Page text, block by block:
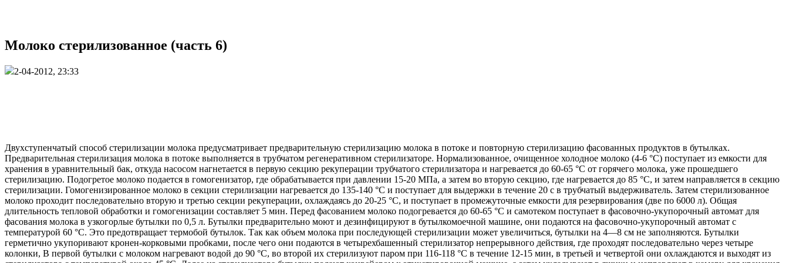
Молоко стерилизованное (часть 6)
2-04-2012, 23:33
Двухступенчатый способ стерилизации молока предусматривает предварительную стерилизацию молока в потоке и повторную стерилизацию фасованных продуктов в бутылках.
Предварительная стерилизация молока в потоке выполняется в трубчатом регенеративном стерилизаторе. Нормализованное, очищенное холодное молоко (4-6 °C) поступает из емкости для
хранения в уравнительный бак, откуда насосом нагнетается в первую секцию рекуперации трубчатого стерилизатора и нагревается до 60-65 °С от горячего молока, уже прошедшего
стерилизацию. Подогретое молоко подается в гомогенизатор, где обрабатывается при давлении 15-20 МПа, а затем во вторую секцию, где нагревается до 85 °С, и затем направляется в секцию
стерилизации. Гомогенизированное молоко в секции стерилизации нагревается до 135-140 °C и поступает для выдержки в течение 20 с в трубчатый выдерживатель. Затем стерилизованное
молоко проходит последовательно вторую и третью секции рекуперации, охлаждаясь до 20-25 °С, и поступает в промежуточные емкости для резервирования (две по 6000 л). Общая
длительность тепловой обработки и гомогенизации составляет 5 мин. Перед фасованием молоко подогревается до 60-65 °C и самотеком поступает в фасовочно-укупорочный автомат для
фасования молока в узкогорлые бутылки по 0,5 л. Бутылки предварительно моют и дезинфицируют в бутылкомоечной машине, они подаются на фасовочно-укупорочный автомат с
температурой 60 °С. Это предотвращает термобой бутылок. Так как объем молока при последующей стерилизации может увеличиться, бутылки на 4—8 см не заполняются. Бутылки
герметично укупоривают кронен-корковыми пробками, после чего они подаются в четырехбашенный стерилизатор непрерывного действия, где проходят последовательно через четыре
колонки, В первой бутылки с молоком нагревают водой до 90 °С, во второй их стерилизуют паром при 116-118 °C в течение 12-15 мин, в третьей и четвертой они охлаждаются и выходят из